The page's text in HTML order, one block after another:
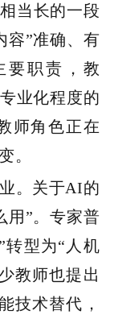
当长的一段
容”准确、有
要职责，教
业化程度的
师角色正在
。
。关于AI的
用”。专家普
转型为“人机
教师也提出
技术替代，